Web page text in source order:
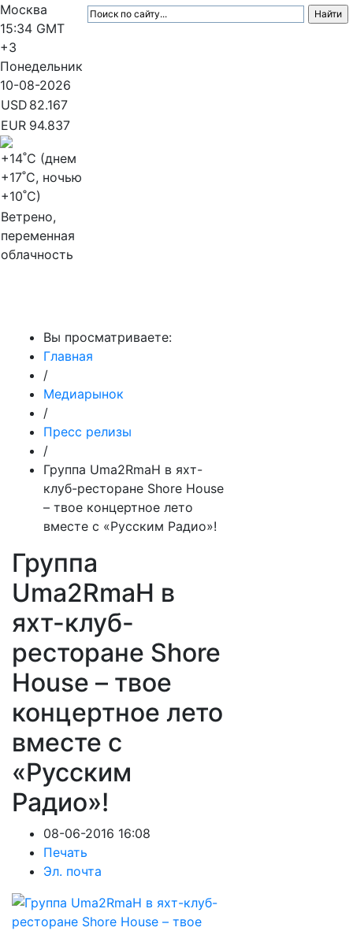
Москва
15:34 GMT
+3
Понедельник
10-08-2026
USD 82.167
EUR 94.837
+14˚C (днем
+17˚C, ночью
+10˚C)
Ветрено,
переменная
облачность
Вы просматриваете:
Главная
/
Медиарынок
/
Пресс релизы
/
Группа Uma2RmaH в яхт-
клуб-ресторане Shore House
– твое концертное лето
вместе с «Русским Радио»!
Группа
Uma2RmaH в
яхт-клуб-
ресторане Shore
House – твое
концертное лето
вместе с
«Русским
Радио»!
08-06-2016 16:08
Печать
Эл. почта